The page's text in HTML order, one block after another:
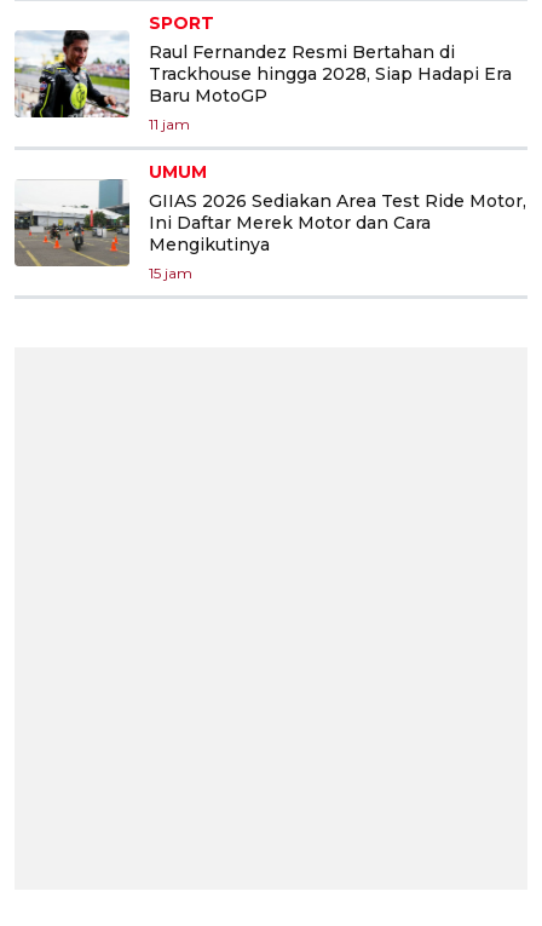
SPORT
Raul Fernandez Resmi Bertahan di
Trackhouse hingga 2028, Siap Hadapi Era
Baru MotoGP
11 jam
UMUM
GIIAS 2026 Sediakan Area Test Ride Motor,
Ini Daftar Merek Motor dan Cara
Mengikutinya
15 jam